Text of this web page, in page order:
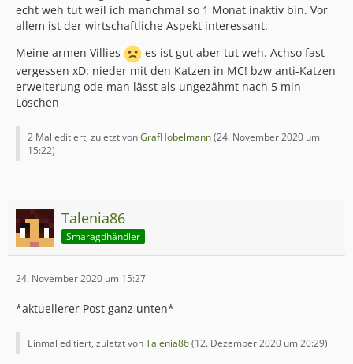
echt weh tut weil ich manchmal so 1 Monat inaktiv bin. Vor
allem ist der wirtschaftliche Aspekt interessant.
Meine armen Villies
es ist gut aber tut weh. Achso fast
vergessen xD: nieder mit den Katzen in MC! bzw anti-Katzen
erweiterung ode man lässt als ungezähmt nach 5 min
Löschen
2 Mal editiert, zuletzt vonGrafHobelmann(24. November 2020 um
15:22)
Talenia86
Smaragdhändler
24. November 2020 um 15:27
*aktuellerer Post ganz unten*
Einmal editiert, zuletzt vonTalenia86(12. Dezember 2020 um 20:29)